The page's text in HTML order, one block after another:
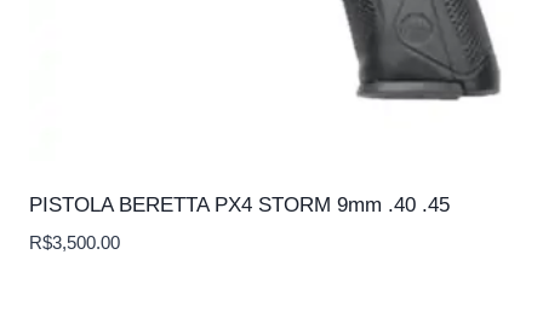
PISTOLA BERETTA PX4 STORM 9mm .40 .45
R$3,500.00